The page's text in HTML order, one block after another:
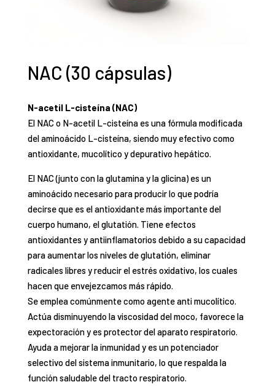
NAC (30 cápsulas)
N-acetil L-cisteína (NAC)
El NAC o N-acetil L-cisteína es una fórmula modificada
del aminoácido L-cisteína, siendo muy efectivo como
antioxidante, mucolítico y depurativo hepático.
El NAC (junto con la glutamina y la glicina) es un
aminoácido necesario para producir lo que podría
decirse que es el antioxidante más importante del
cuerpo humano, el glutatión. Tiene efectos
antioxidantes y antiinflamatorios debido a su capacidad
para aumentar los niveles de glutatión, eliminar
radicales libres y reducir el estrés oxidativo, los cuales
hacen que envejezcamos más rápido.
Se emplea comúnmente como agente anti mucolítico.
Actúa disminuyendo la viscosidad del moco, favorece la
expectoración y es protector del aparato respiratorio.
Ayuda a mejorar la inmunidad y es un potenciador
selectivo del sistema inmunitario, lo que respalda la
función saludable del tracto respiratorio.